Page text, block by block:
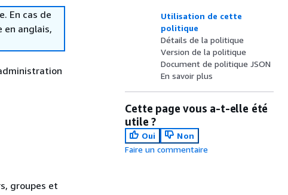
En cas de
anglais,
groupes et
Utilisation de cette
politique
Détails de la politique
Version de la politique
Document de politique JSON
En savoir plus
Cette page vous a-t-elle été
utile ?
Oui
Non
Faire un commentaire